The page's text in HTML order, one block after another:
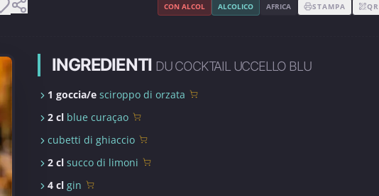
CON ALCOL ALCOLICO AFRICA STAMPA QR
INGREDIENTI DU COCKTAIL UCCELLO BLU
1 goccia/esciroppo di orzata
2 cl blue curaçao
cubetti di ghiaccio
2 clsucco di limoni
4 clgin